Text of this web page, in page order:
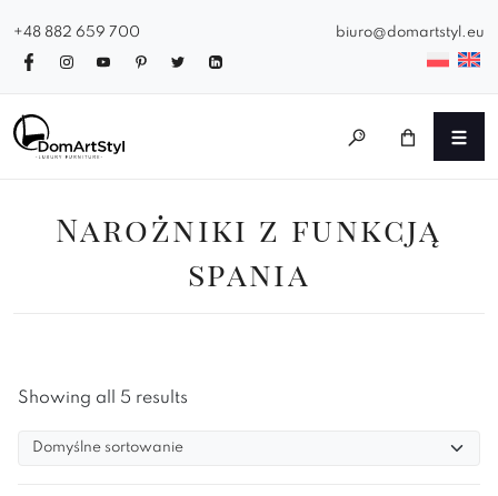
+48 882 659 700 biuro@domartstyl.eu
Narożniki z funkcją
spania
Showing all 5 results